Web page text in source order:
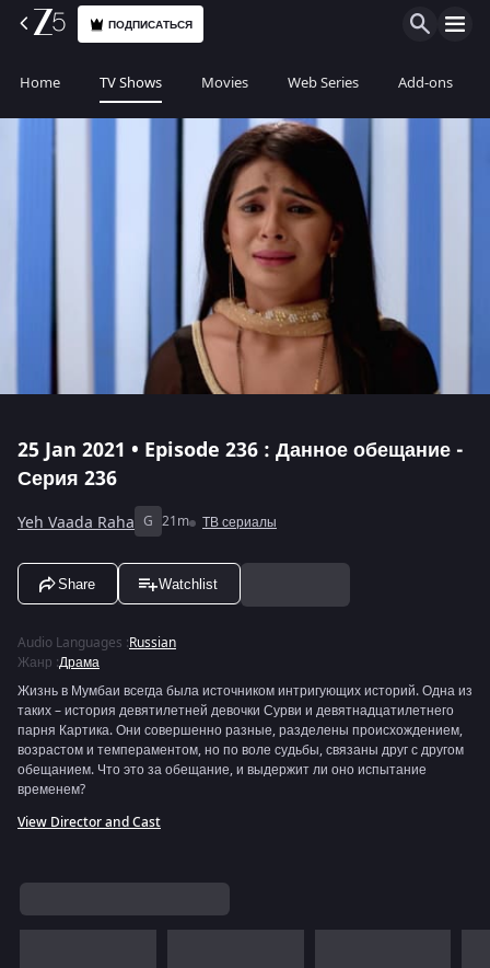
ПОДПИСАТЬСЯ
Home TV Shows Movies Web Series Add-ons
25 Jan 2021 • Episode 236 : Данное обещание -
Серия 236
Yeh Vaada Raha G 21m ТВ сериалы
Share Watchlist
Audio Languages :Russian
Жанр :Драма
Жизнь в Мумбаи всегда была источником интригующих историй. Одна из
таких – история девятилетней девочки Сурви и девятнадцатилетнего
парня Картика. Они совершенно разные, разделены происхождением,
возрастом и темпераментом, но по воле судьбы, связаны друг с другом
обещанием. Что это за обещание, и выдержит ли оно испытание
временем?
View Director and Cast